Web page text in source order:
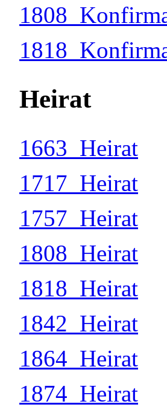
Heirat
1663_Heirat
1717_Heirat
1757_Heirat
1808_Heirat
1818_Heirat
1842_Heirat
1864_Heirat
1874_Heirat